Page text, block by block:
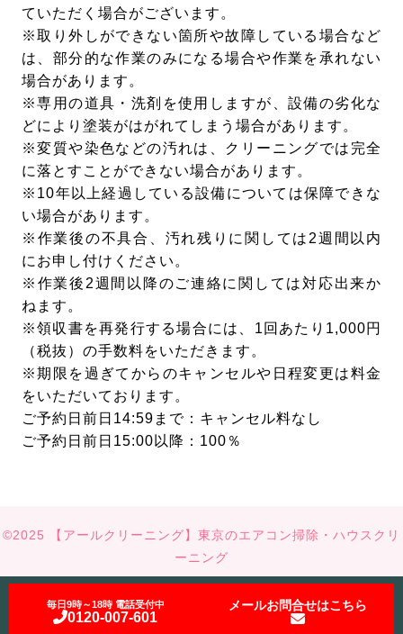
ていただく場合がございます。
※取り外しができない箇所や故障している場合など
は、部分的な作業のみになる場合や作業を承れない
場合があります。
※専用の道具・洗剤を使用しますが、設備の劣化な
どにより塗装がはがれてしまう場合があります。
※変質や染色などの汚れは、クリーニングでは完全
に落とすことができない場合があります。
※10年以上経過している設備については保障できな
い場合があります。
※作業後の不具合、汚れ残りに関しては2週間以内
にお申し付けください。
※作業後2週間以降のご連絡に関しては対応出来か
ねます。
※領収書を再発行する場合には、1回あたり1,000円
（税抜）の手数料をいただきます。
※期限を過ぎてからのキャンセルや日程変更は料金
をいただいております。
ご予約日前日14:59まで：キャンセル料なし
ご予約日前日15:00以降：100％
©2025 【アールクリーニング】東京のエアコン掃除・ハウスクリ
ーニング
毎日9時～18時 電話受付中
0120-007-601
メールお問合せはこちら